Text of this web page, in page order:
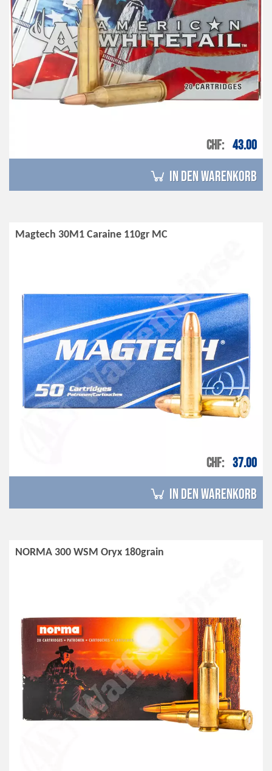
CHF 43.00
in den Warenkorb
Magtech 30M1 Caraine 110gr MC
CHF 37.00
in den Warenkorb
NORMA 300 WSM Oryx 180grain